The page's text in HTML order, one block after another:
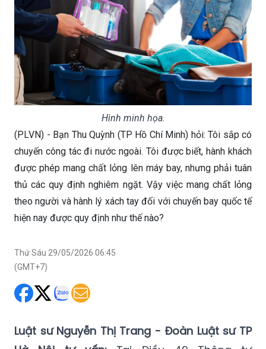
Hình minh họa.
(PLVN) - Bạn Thu Quỳnh (TP Hồ Chí Minh) hỏi: Tôi sắp có
chuyến công tác đi nước ngoài. Tôi được biết, hành khách
được phép mang chất lỏng lên máy bay, nhưng phải tuân
thủ các quy định nghiêm ngặt. Vậy việc mang chất lỏng
theo người và hành lý xách tay đối với chuyến bay quốc tế
hiện nay được quy định như thế nào?
Thứ Sáu 29/05/2026 06:45
Luật sư Nguyễn Thị Trang - Đoàn Luật sư TP
14/2026/TT-BCA quy định về mang chất